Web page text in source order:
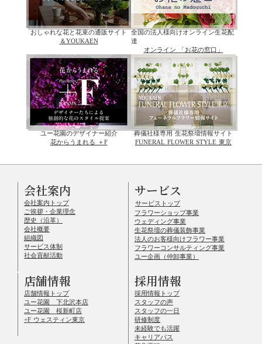
おしゃれな花と花束の通販サイト
＆YOUKAEN
全国の法人様向けオンライン生花配
達
オンライン 「お花の窓口」
ユー花園のデザイナー紹介
花からうまれる ＋F
葬儀社様専用 生花祭壇情報サイト
FUNERAL FLOWER STYLE 東京
会社案内
会社案内トップ
ご挨拶・企業理念
歴史（沿革）
会社概要
組織図
サービス体制
社会貢献活動
サービス
サービストップ
フラワーショップ事業
ウェディング事業
生花祭壇の葬儀装飾事業
法人のお客様向けフラワー事業
フラワーコンサルティング事業
ユー企画（仲卸事業）
店舗情報
店舗情報トップ
ユー花園 下北沢本店
ユー花園 桜新町店
+F ウェスティン東京
採用情報
採用情報トップ
スタッフの声
スタッフの一日
研修制度
未経験でも活躍
キャリアパス